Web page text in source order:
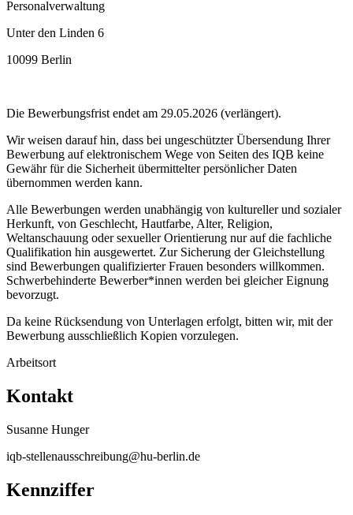
Personalverwaltung
Unter den Linden 6
10099 Berlin
Die Bewerbungsfrist endet am 29.05.2026 (verlängert).
Wir weisen darauf hin, dass bei ungeschützter Übersendung Ihrer
Bewerbung auf elektronischem Wege von Seiten des IQB keine
Gewähr für die Sicherheit übermittelter persönlicher Daten
übernommen werden kann.
Alle Bewerbungen werden unabhängig von kultureller und sozialer
Herkunft, von Geschlecht, Hautfarbe, Alter, Religion,
Weltanschauung oder sexueller Orientierung nur auf die fachliche
Qualifikation hin ausgewertet. Zur Sicherung der Gleichstellung
sind Bewerbungen qualifizierter Frauen besonders willkommen.
Schwerbehinderte Bewerber*innen werden bei gleicher Eignung
bevorzugt.
Da keine Rücksendung von Unterlagen erfolgt, bitten wir, mit der
Bewerbung ausschließlich Kopien vorzulegen.
Arbeitsort
Kontakt
Susanne Hunger
iqb-stellenausschreibung@hu-berlin.de
Kennziffer